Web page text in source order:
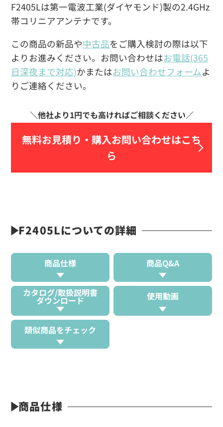
F2405Lは第一電波工業(ダイヤモンド)製の2.4GHz
帯コリニアアンテナです。
この商品の新品や中古品をご購入検討の際は以下
よりお進みください。お問い合わせはお電話(365
日深夜まで対応)かまたはお問い合わせフォームよ
りご連絡ください。
無料お見積り・ 購入お問い合わせはこち
ら
F2405Lについての詳細
商品仕様 商品Q&A
カタログ/取扱説明書
ダウンロード 使用動画
類似商品をチェック
商品仕様